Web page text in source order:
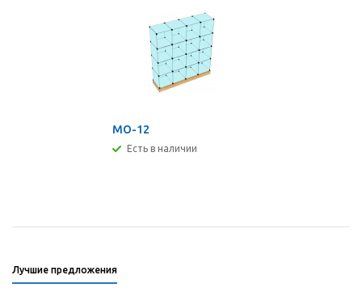
МО-12
Есть в наличии
Лучшие предложения